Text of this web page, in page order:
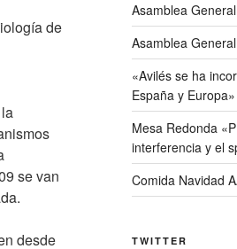
de
se van
desde
Asamblea
Asamblea
«Avilés se ha
España y Europa»
Mesa Redonda
interferencia y el
Comida Navidad
TWITTER